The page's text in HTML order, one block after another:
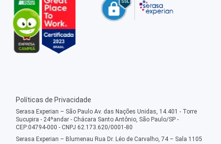
Políticas de Privacidade
Serasa Experian – São Paulo Av. das Nações Unidas, 14.401 - Torre
Sucupira - 24ºandar - Chácara Santo Antônio, São Paulo/SP -
CEP:04794-000 - CNPJ 62.173.620/0001-80
Serasa Experian – Blumenau Rua Dr. Léo de Carvalho, 74 – Sala 1105